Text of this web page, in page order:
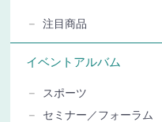
注目商品
イベントアルバム
スポーツ
セミナー／フォーラム